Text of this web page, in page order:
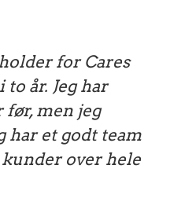
for Cares
år. Jeg har
før, men jeg
har et godt team
over hele